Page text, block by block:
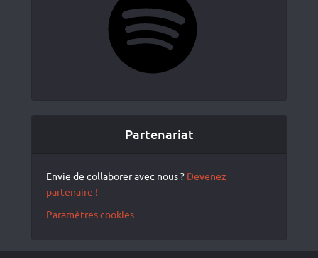
Partenariat
Envie de collaborer avec nous ? Devenez
partenaire !
Paramètres cookies